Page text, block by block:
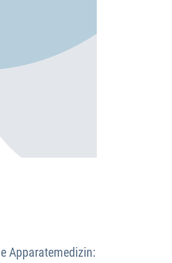
Apparatemedizin: